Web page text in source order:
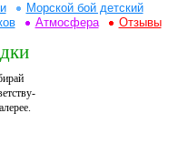
Морской бой детский
Атмосфера Отзывы